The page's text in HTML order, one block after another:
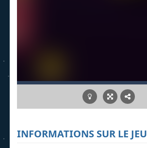
INFORMATIONS SUR LE JEU